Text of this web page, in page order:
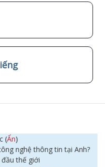
(Ẩn)
nghệ thông tin tại Anh?
thế giới